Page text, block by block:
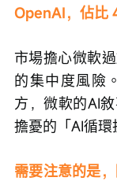
OpenAI，佔比
市場擔心微軟
的集中度風險
方，微軟的AI
擔憂的「AI循環
需要注意的是